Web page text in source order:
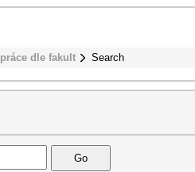
dle fakult Search